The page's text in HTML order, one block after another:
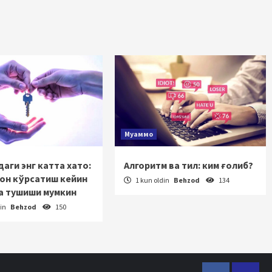
энг катта хато:
кўрсатиш кейин
тушиши мумкин
Behzod 150
Муаммо
Алгоритм ва тил: ким ғолиб?
1 kun oldin Behzod 134